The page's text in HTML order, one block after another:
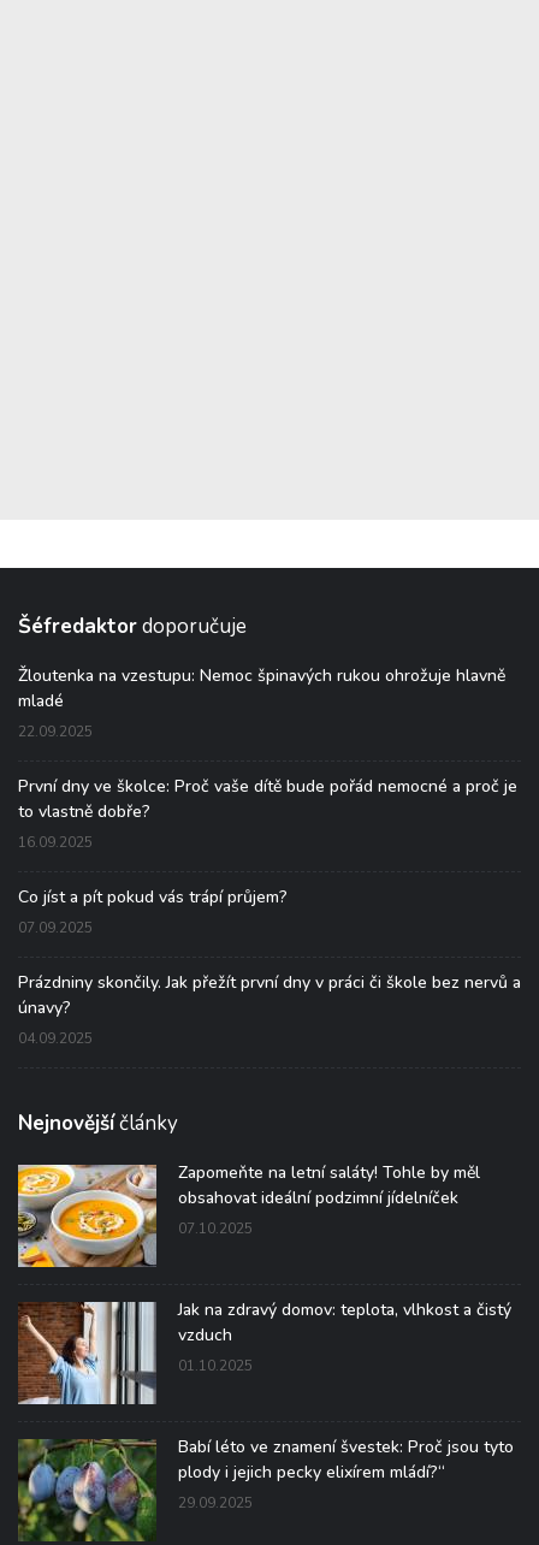
Šéfredaktordoporučuje
Žloutenka na vzestupu: Nemoc špinavých rukou ohrožuje hlavně
mladé
22.09.2025
První dny ve školce: Proč vaše dítě bude pořád nemocné a proč je
to vlastně dobře?
16.09.2025
Co jíst a pít pokud vás trápí průjem?
07.09.2025
Prázdniny skončily. Jak přežít první dny v práci či škole bez nervů a
únavy?
04.09.2025
Nejnovějšíčlánky
Zapomeňte na letní saláty! Tohle by měl
obsahovat ideální podzimní jídelníček
07.10.2025
Jak na zdravý domov: teplota, vlhkost a čistý
vzduch
01.10.2025
Babí léto ve znamení švestek: Proč jsou tyto
plody i jejich pecky elixírem mládí?“
29.09.2025